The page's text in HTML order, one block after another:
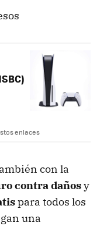
enlaces
con la
contra dañosy
para todos los
una